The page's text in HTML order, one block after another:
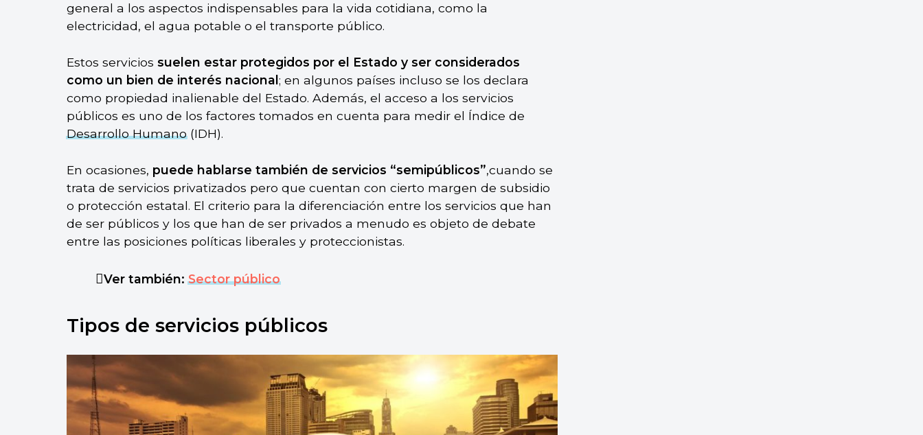
general a los aspectos indispensables para la vida cotidiana, como la
electricidad, el agua potable o el transporte público.
Estos servicios suelen estar protegidos por el Estado y ser considerados
como un bien de interés nacional ; en algunos países incluso se los declara
como propiedad inalienable del Estado. Además, el acceso a los servicios
públicos es uno de los factores tomados en cuenta para medir el Índice de
Desarrollo Humano(IDH).
En ocasiones, puede hablarse también de servicios “semipúblicos”,cuando se
trata de servicios privatizados pero que cuentan con cierto margen de subsidio
o protección estatal. El criterio para la diferenciación entre los servicios que han
de ser públicos y los que han de ser privados a menudo es objeto de debate
entre las posiciones políticas liberales y proteccionistas.
Ver también:Sector público
Tipos de servicios públicos